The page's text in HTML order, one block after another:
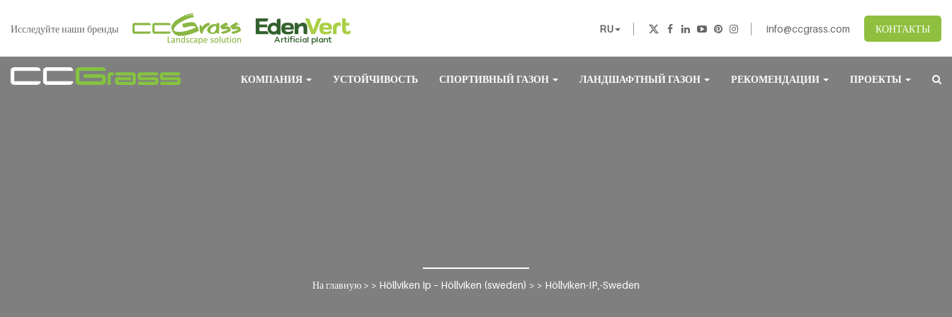
Исследуйте наши бренды RU info@ccgrass.com КОНТАКТЫ
КОМПАНИЯ УСТОЙЧИВОСТЬ СПОРТИВНЫЙ ГАЗОН ЛАНДШАФТНЫЙ ГАЗОН РЕКОМЕНДАЦИИ ПРОЕКТЫ
На главную > > Höllviken Ip – Höllviken (sweden) > > Höllviken-IP,-Sweden